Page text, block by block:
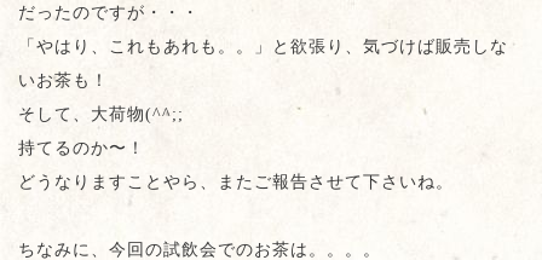
だったのですが・・・
「やはり、これもあれも。。」と欲張り、気づけば販売しな
いお茶も！
そして、大荷物(^^;;
持てるのか〜！
どうなりますことやら、またご報告させて下さいね。
ちなみに、今回の試飲会でのお茶は。。。。